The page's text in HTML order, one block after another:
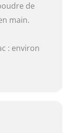
de
main.
: environ